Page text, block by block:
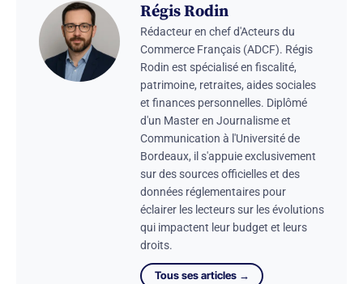
Régis Rodin
Rédacteur en chef d'Acteurs du
Commerce Français (ADCF). Régis
Rodin est spécialisé en fiscalité,
patrimoine, retraites, aides sociales
et finances personnelles. Diplômé
d'un Master en Journalisme et
Communication à l'Université de
Bordeaux, il s'appuie exclusivement
sur des sources officielles et des
données réglementaires pour
éclairer les lecteurs sur les évolutions
qui impactent leur budget et leurs
droits.
Tous ses articles →